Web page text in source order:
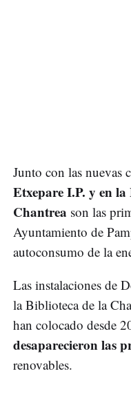
Junto con las nuevas
Etxepare I.P. y en
Chantrea son las
Ayuntamiento de
autoconsumo de la
Las instalaciones de
la Biblioteca de la
han colocado desde
desaparecieron las
renovables.